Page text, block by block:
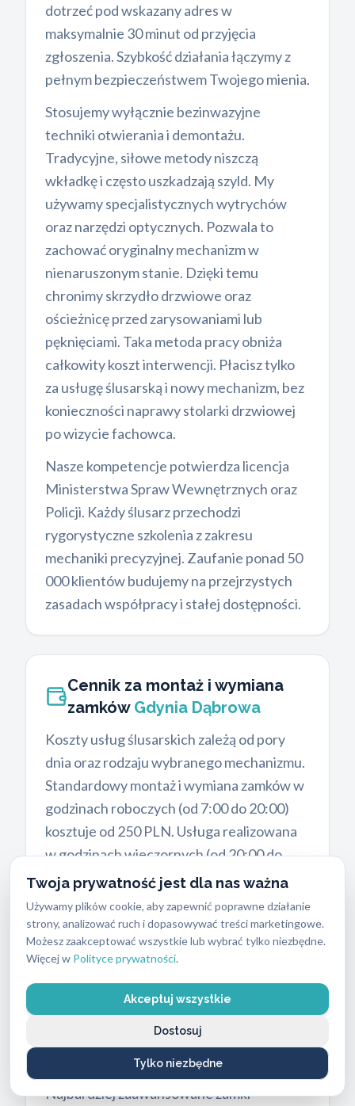
Twoja prywatność jest dla nas ważna
Używamy plików cookie, aby zapewnić poprawne działanie
strony, analizować ruch i dopasowywać treści marketingowe.
Możesz zaakceptować wszystkie lub wybrać tylko niezbędne.
Więcej w Polityce prywatności.
Akceptuj wszystkie
Tylko niezbędne
Dostosuj
dotrzeć pod wskazany adres w
maksymalnie 30 minut od przyjęcia
zgłoszenia. Szybkość działania łączymy z
pełnym bezpieczeństwem Twojego mienia.
Stosujemy wyłącznie bezinwazyjne
techniki otwierania i demontażu.
Tradycyjne, siłowe metody niszczą
wkładkę i często uszkadzają szyld. My
używamy specjalistycznych wytrychów
oraz narzędzi optycznych. Pozwala to
zachować oryginalny mechanizm w
nienaruszonym stanie. Dzięki temu
chronimy skrzydło drzwiowe oraz
ościeżnicę przed zarysowaniami lub
pęknięciami. Taka metoda pracy obniża
całkowity koszt interwencji. Płacisz tylko
za usługę ślusarską i nowy mechanizm, bez
konieczności naprawy stolarki drzwiowej
po wizycie fachowca.
Nasze kompetencje potwierdza licencja
Ministerstwa Spraw Wewnętrznych oraz
Policji. Każdy ślusarz przechodzi
rygorystyczne szkolenia z zakresu
mechaniki precyzyjnej. Zaufanie ponad 50
000 klientów budujemy na przejrzystych
zasadach współpracy i stałej dostępności.
Cennik za montaż i wymiana
zamków Gdynia Dąbrowa
Koszty usług ślusarskich zależą od pory
dnia oraz rodzaju wybranego mechanizmu.
Standardowy montaż i wymiana zamków w
godzinach roboczych (od 7:00 do 20:00)
kosztuje od 250 PLN. Usługa realizowana
w godzinach wieczornych (od 20:00 do
23:00) to wydatek rzędu 300 PLN.
Interwencje nocne (od 23:00 do 24:00)
wyceniamy na 400 PLN.
Do kosztów robocizny należy doliczyć cenę
klasy kosztują od 160 do 420 PLN. Zamki
wielopunktowe, często stosowane w
drzwiach antywłamaniowych, wiążą się z
wydatkiem od 500 do 1200 PLN.
Najbardziej zaawansowane zamki